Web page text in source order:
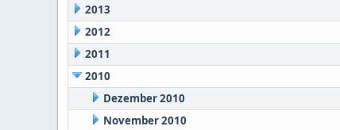
2013
2012
2011
2010
Dezember 2010
November 2010